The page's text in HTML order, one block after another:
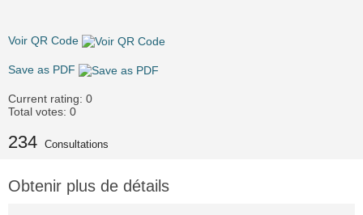
Voir QR Code
Save as PDF
Current rating: 0
Total votes: 0
234 Consultations
Obtenir plus de détails